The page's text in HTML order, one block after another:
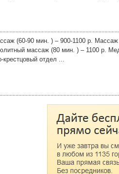
(60-90 мин. ) – 900-1100 р.
массаж (80 мин. ) – 1100 р.
крестцовый отдел ...